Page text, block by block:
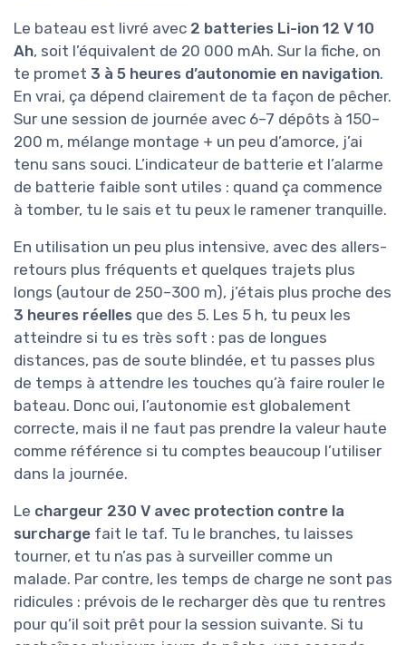
Le bateau est livré avec 2 batteries Li-ion 12 V 10
Ah, soit l’équivalent de 20 000 mAh. Sur la fiche, on
te promet 3 à 5 heures d’autonomie en navigation.
En vrai, ça dépend clairement de ta façon de pêcher.
Sur une session de journée avec 6–7 dépôts à 150–
200 m, mélange montage + un peu d’amorce, j’ai
tenu sans souci. L’indicateur de batterie et l’alarme
de batterie faible sont utiles : quand ça commence
à tomber, tu le sais et tu peux le ramener tranquille.
En utilisation un peu plus intensive, avec des allers-
retours plus fréquents et quelques trajets plus
longs (autour de 250–300 m), j’étais plus proche des
3 heures réelles que des 5. Les 5 h, tu peux les
atteindre si tu es très soft : pas de longues
distances, pas de soute blindée, et tu passes plus
de temps à attendre les touches qu’à faire rouler le
bateau. Donc oui, l’autonomie est globalement
correcte, mais il ne faut pas prendre la valeur haute
comme référence si tu comptes beaucoup l’utiliser
dans la journée.
Le chargeur 230 V avec protection contre la
surcharge fait le taf. Tu le branches, tu laisses
tourner, et tu n’as pas à surveiller comme un
malade. Par contre, les temps de charge ne sont pas
ridicules : prévois de le recharger dès que tu rentres
pour qu’il soit prêt pour la session suivante. Si tu